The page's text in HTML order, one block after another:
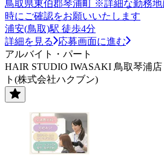
鳥取県東伯郡琴浦町 ※詳細な勤務
時にご確認をお願いいたします
浦安(鳥取)駅 徒歩4分
詳細を見る
応募画面に進む
アルバイト・パート
HAIR STUDIO IWASAKI 鳥取琴浦
ト(株式会社ハクブン)